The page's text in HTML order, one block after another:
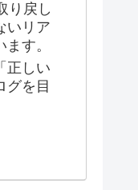
り戻し
いリア
す。
正しい
グを目